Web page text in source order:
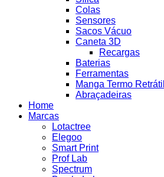
Colas
Sensores
Sacos Vácuo
Caneta 3D
Recargas
Baterias
Ferramentas
Manga Termo Retrátil
Abraçadeiras
Home
Marcas
Lotactree
Elegoo
Smart Print
Prof Lab
Spectrum